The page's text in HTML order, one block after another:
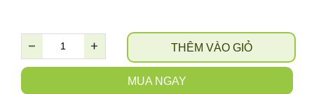
MUA NGAY
THÊM VÀO GIỎ